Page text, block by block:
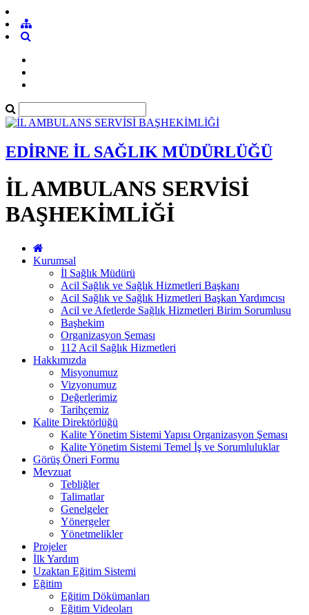
EDİRNE İL SAĞLIK MÜDÜRLÜĞÜ
İL AMBULANS SERVİSİ
BAŞHEKİMLİĞİ
Kurumsal
İl Sağlık Müdürü
Acil Sağlık ve Sağlık Hizmetleri Başkanı
Acil Sağlık ve Sağlık Hizmetleri Başkan Yardımcısı
Acil ve Afetlerde Sağlık Hizmetleri Birim Sorumlusu
Başhekim
Organizasyon Şeması
112 Acil Sağlık Hizmetleri
Hakkımızda
Misyonumuz
Vizyonumuz
Değerlerimiz
Tarihçemiz
Kalite Direktörlüğü
Kalite Yönetim Sistemi Yapısı Organizasyon Şeması
Kalite Yönetim Sistemi Temel İş ve Sorumluluklar
Görüş Öneri Formu
Mevzuat
Tebliğler
Talimatlar
Genelgeler
Yönergeler
Yönetmelikler
Projeler
İlk Yardım
Uzaktan Eğitim Sistemi
Eğitim
Eğitim Dökümanları
Eğitim Videoları